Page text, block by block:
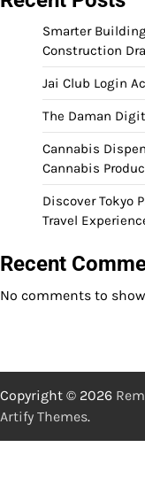
Smarter
Construction
Jai Club Login
The Daman
Cannabis
Cannabis
Discover Tokyo
Travel
Recent
No comments to
Copyright © 2026
Artify Themes.